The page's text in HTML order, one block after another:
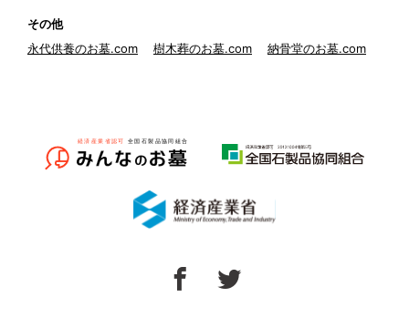
その他
永代供養のお墓.com
樹木葬のお墓.com 納骨堂のお墓.com